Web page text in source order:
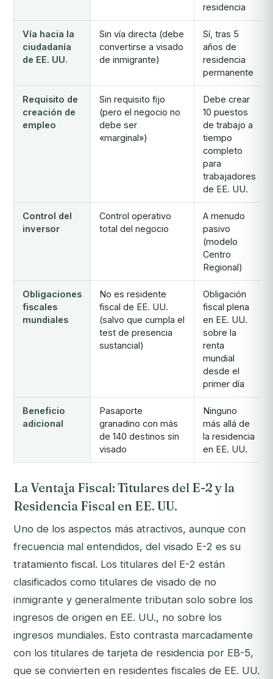
residencia
Vía hacia la
ciudadanía
de EE. UU.
Sin vía directa (debe
convertirse a visado
de inmigrante)
Sí, tras 5
años de
residencia
permanente
Requisito de
creación de
empleo
Sin requisito fijo
(pero el negocio no
debe ser
«marginal»)
Debe crear
10 puestos
de trabajo a
tiempo
completo
para
trabajadores
de EE. UU.
Control del
inversor
Control operativo
total del negocio
A menudo
pasivo
(modelo
Centro
Regional)
Obligaciones
fiscales
mundiales
No es residente
fiscal de EE. UU.
(salvo que cumpla el
test de presencia
sustancial)
Obligación
fiscal plena
en EE. UU.
sobre la
renta
mundial
desde el
primer día
Beneficio
adicional
Pasaporte
granadino con más
de 140 destinos sin
visado
Ninguno
más allá de
la residencia
en EE. UU.
La Ventaja Fiscal: Titulares del E-2 y la
Residencia Fiscal en EE. UU.
Uno de los aspectos más atractivos, aunque con
frecuencia mal entendidos, del visado E-2 es su
tratamiento fiscal. Los titulares del E-2 están
clasificados como titulares de visado de no
inmigrante y generalmente tributan solo sobre los
ingresos de origen en EE. UU., no sobre los
ingresos mundiales. Esto contrasta marcadamente
con los titulares de tarjeta de residencia por EB-5,
que se convierten en residentes fiscales de EE. UU.